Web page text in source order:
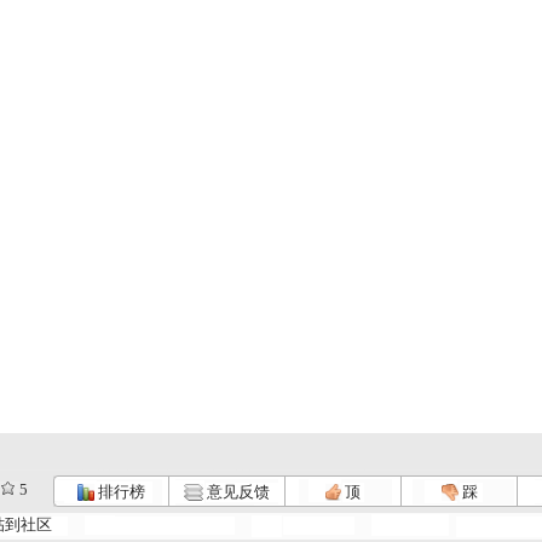
5 排行榜 意见反馈 顶 踩
到社区
《海宝来了... 《海宝来了... 《海宝来了...